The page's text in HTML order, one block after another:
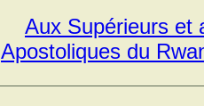
Aux Supérieurs et
Apostoliques du